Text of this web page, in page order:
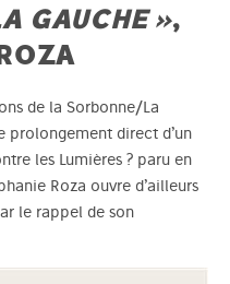
GAUCHE »,
de la Sorbonne/La
prolongement direct d’un
les Lumières ? paru en
Roza ouvre d’ailleurs
le rappel de son